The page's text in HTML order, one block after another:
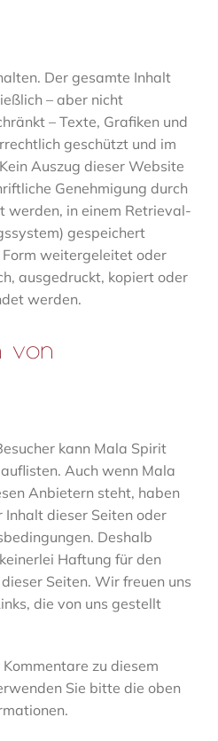
Der gesamte Inhalt
– aber nicht
– Texte, Grafiken und
geschützt und im
Auszug dieser Website
Genehmigung durch
werden, in einem Retrieval-
gespeichert
weitergeleitet oder
ausgedruckt, kopiert oder
werden.
von
kann Mala Spirit
Auch wenn Mala
Anbietern steht, haben
dieser Seiten oder
Deshalb
Haftung für den
Seiten. Wir freuen uns
die von uns gestellt
zu diesem
Sie bitte die oben